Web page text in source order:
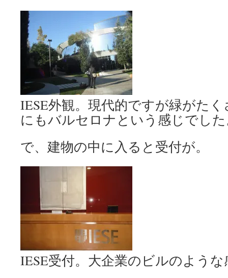
IESE外観。現代的ですが緑がた
にもバルセロナという感じでし
で、建物の中に入ると受付が。
IESE受付。大企業のビルのよう